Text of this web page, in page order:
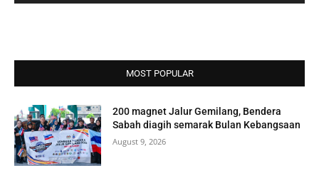
MOST POPULAR
200 magnet Jalur Gemilang, Bendera
Sabah diagih semarak Bulan Kebangsaan
August 9, 2026